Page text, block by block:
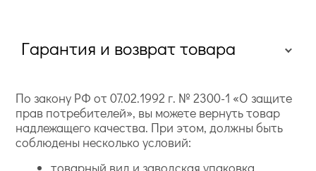
Гарантия и возврат товара
По закону РФ от 07.02.1992 г. № 2300-1 «О защите
прав потребителей», вы можете вернуть товар
надлежащего качества. При этом, должны быть
соблюдены несколько условий: